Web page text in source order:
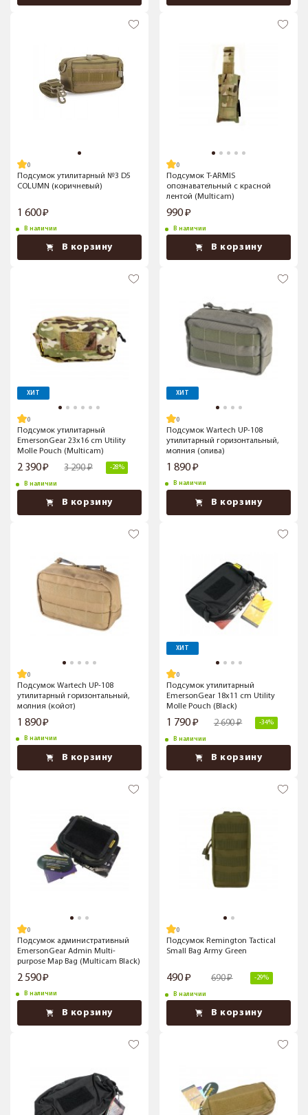
Подсумок утилитарный №3 D5
COLUMN (коричневый)
1 600
В наличии
В корзину
Подсумок T-ARMIS
опознавательный с красной
лентой (Multicam)
990
В наличии
В корзину
ХИТ
Подсумок утилитарный
EmersonGear 23x16 cm Utility
Molle Pouch (Multicam)
2 390 3 290 -28%
В наличии
В корзину
ХИТ
Подсумок Wartech UP-108
утилитарный горизонтальный,
молния (олива)
1 890
В наличии
В корзину
Подсумок Wartech UP-108
утилитарный горизонтальный,
молния (койот)
1 890
В наличии
В корзину
ХИТ
Подсумок утилитарный
EmersonGear 18x11 cm Utility
Molle Pouch (Black)
1 790 2 690 -34%
В наличии
В корзину
Подсумок административный
EmersonGear Admin Multi-
purpose Map Bag (Multicam Black)
2 590
В наличии
В корзину
Подсумок Remington Tactical
Small Bag Army Green
490 690 -29%
В наличии
В корзину